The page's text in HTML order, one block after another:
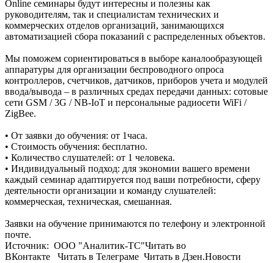
Online семинары будут интересны и полезны как
руководителям, так и специалистам технических и
коммерческих отделов организаций, занимающихся
автоматизацией сбора показаний с распределенных объектов.
Мы поможем сориентироваться в выборе каналообразующей
аппаратуры для организации беспроводного опроса
контроллеров, счетчиков, датчиков, приборов учета и модулей
ввода/вывода – в различных средах передачи данных: сотовые
сети GSM / 3G / NB-IoT и персональные радиосети WiFi /
ZigBee.
• От заявки до обучения: от 1часа.
• Стоимость обучения: бесплатно.
• Количество слушателей: от 1 человека.
• Индивидуальный подход: для экономии вашего времени
каждый семинар адаптируется под ваши потребности, сферу
деятельности организации и команду слушателей:
коммерческая, техническая, смешанная.
Заявки на обучение принимаются по телефону и электронной
почте.
Источник: ООО "Аналитик-ТС"Читать во
ВКонтакте Читать в Телеграме Читать в Дзен.Новости